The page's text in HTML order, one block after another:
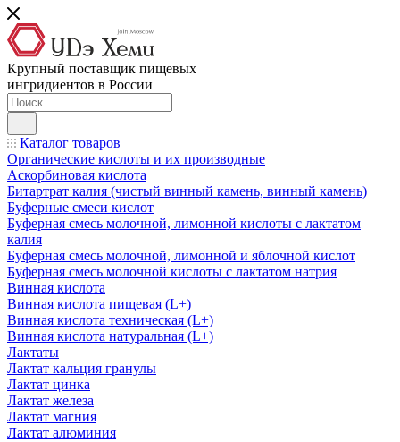
Крупный поставщик пищевых
ингридиентов в России
Каталог товаров
Органические кислоты и их производные
Аскорбиновая кислота
Битартрат калия (чистый винный камень, винный камень)
Буферные смеси кислот
Буферная смесь молочной, лимонной кислоты с лактатом
калия
Буферная смесь молочной, лимонной и яблочной кислот
Буферная смесь молочной кислоты с лактатом натрия
Винная кислота
Винная кислота пищевая (L+)
Винная кислота техническая (L+)
Винная кислота натуральная (L+)
Лактаты
Лактат кальция гранулы
Лактат цинка
Лактат железа
Лактат магния
Лактат алюминия